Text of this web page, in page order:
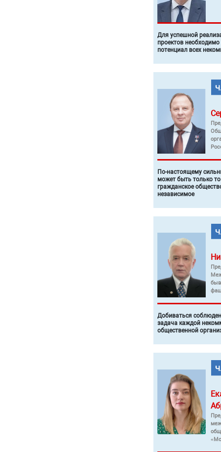
Для успешной
проектов
потенциал всех
По-настоящему
может быть только
гражданское
независимое
Добиваться
задача каждой
общественной